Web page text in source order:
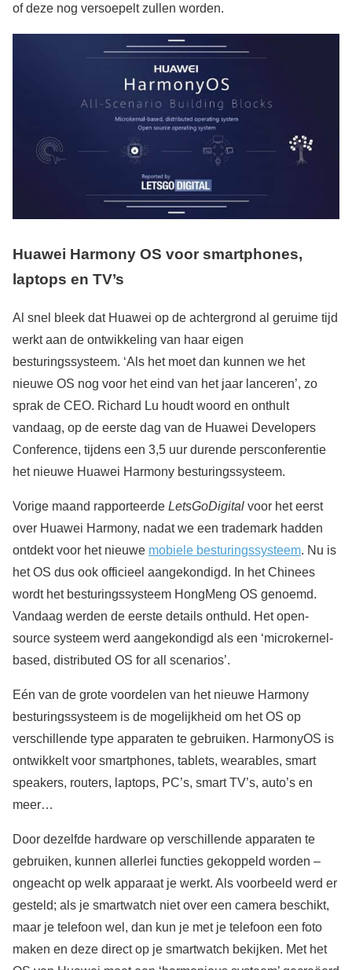
of deze nog versoepelt zullen worden.
Huawei Harmony OS voor smartphones,
laptops en TV’s
Al snel bleek dat Huawei op de achtergrond al geruime tijd
werkt aan de ontwikkeling van haar eigen
besturingssysteem. ‘Als het moet dan kunnen we het
nieuwe OS nog voor het eind van het jaar lanceren’, zo
sprak de CEO. Richard Lu houdt woord en onthult
vandaag, op de eerste dag van de Huawei Developers
Conference, tijdens een 3,5 uur durende persconferentie
het nieuwe Huawei Harmony besturingssysteem.
Vorige maand rapporteerde LetsGoDigital voor het eerst
over Huawei Harmony, nadat we een trademark hadden
ontdekt voor het nieuwe mobiele besturingssysteem. Nu is
het OS dus ook officieel aangekondigd. In het Chinees
wordt het besturingssysteem HongMeng OS genoemd.
Vandaag werden de eerste details onthuld. Het open-
source systeem werd aangekondigd als een ‘microkernel-
based, distributed OS for all scenarios’.
Eén van de grote voordelen van het nieuwe Harmony
besturingssysteem is de mogelijkheid om het OS op
verschillende type apparaten te gebruiken. HarmonyOS is
ontwikkelt voor smartphones, tablets, wearables, smart
speakers, routers, laptops, PC’s, smart TV’s, auto’s en
meer…
Door dezelfde hardware op verschillende apparaten te
gebruiken, kunnen allerlei functies gekoppeld worden –
ongeacht op welk apparaat je werkt. Als voorbeeld werd er
gesteld; als je smartwatch niet over een camera beschikt,
maar je telefoon wel, dan kun je met je telefoon een foto
maken en deze direct op je smartwatch bekijken. Met het